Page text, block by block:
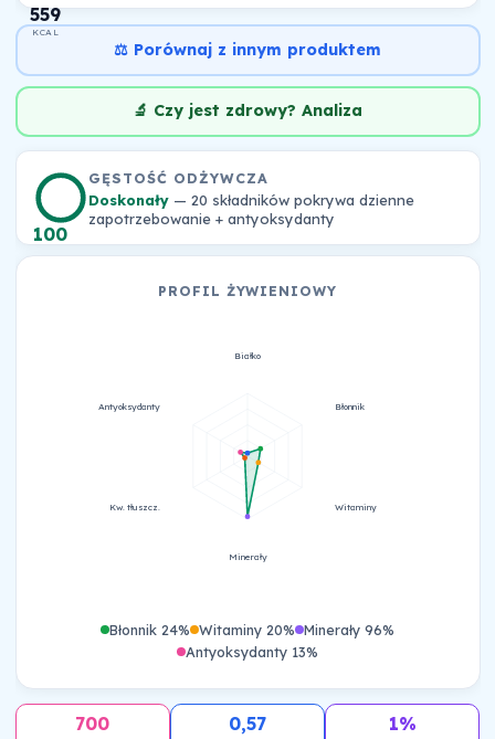
559
KCAL
⚖️ Porównaj z innym produktem
🔬 Czy jest zdrowy? Analiza
100
GĘSTOŚĆ ODŻYWCZA
Doskonały— 20 składników pokrywa dzienne
zapotrzebowanie + antyoksydanty
PROFIL ŻYWIENIOWY
Białko
Błonnik
Witaminy
Minerały
Kw. tłuszcz.
Antyoksydanty
Błonnik 24% Witaminy 20% Minerały 96%
Antyoksydanty 13%
700 0,57 1%